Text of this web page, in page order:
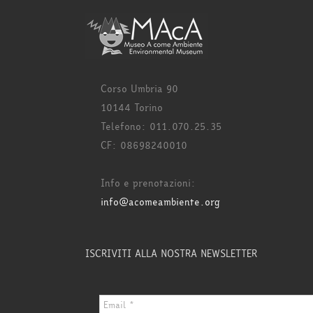
Corso Umbria 90
10144 Torino
Telefono: 011.070.25.35
CF: 08698240010
Info e prenotazioni:
info@acomeambiente.org
ISCRIVITI ALLA NOSTRA NEWSLETTER